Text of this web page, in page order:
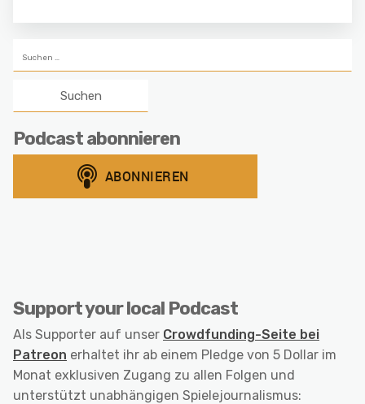
nach:
Podcast abonnieren
Support your local Podcast
Als Supporter auf unser Crowdfunding-Seite bei
Patreon erhaltet ihr ab einem Pledge von 5 Dollar im
Monat exklusiven Zugang zu allen Folgen und
unterstützt unabhängigen Spielejournalismus: